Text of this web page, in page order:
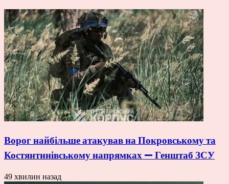
Ворог найбільше атакував на Покровському та
Костянтинівському напрямках — Генштаб ЗСУ
49 хвилин назад